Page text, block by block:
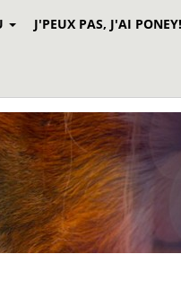
J'PEUX PAS, J'AI PONEY!